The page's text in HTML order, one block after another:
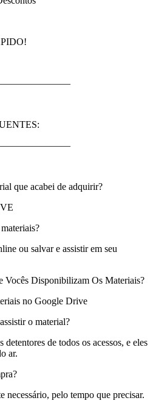
que acabei de adquirir?
ou salvar e assistir em seu
Vocês Disponibilizam Os Materiais?
no Google Drive
o material?
de todos os acessos, e eles
ar.
necessário, pelo tempo que precisar.